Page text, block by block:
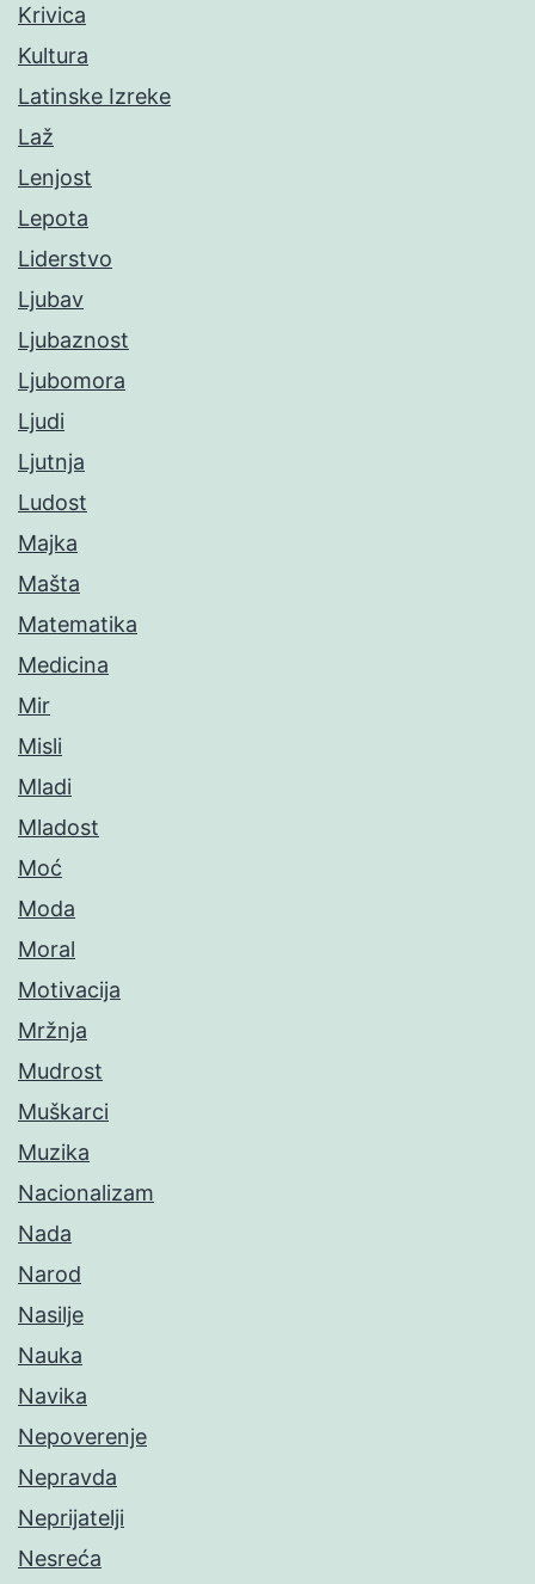
Krivica
Kultura
Latinske Izreke
Laž
Lenjost
Lepota
Liderstvo
Ljubav
Ljubaznost
Ljubomora
Ljudi
Ljutnja
Ludost
Majka
Mašta
Matematika
Medicina
Mir
Misli
Mladi
Mladost
Moć
Moda
Moral
Motivacija
Mržnja
Mudrost
Muškarci
Muzika
Nacionalizam
Nada
Narod
Nasilje
Nauka
Navika
Nepoverenje
Nepravda
Neprijatelji
Nesreća